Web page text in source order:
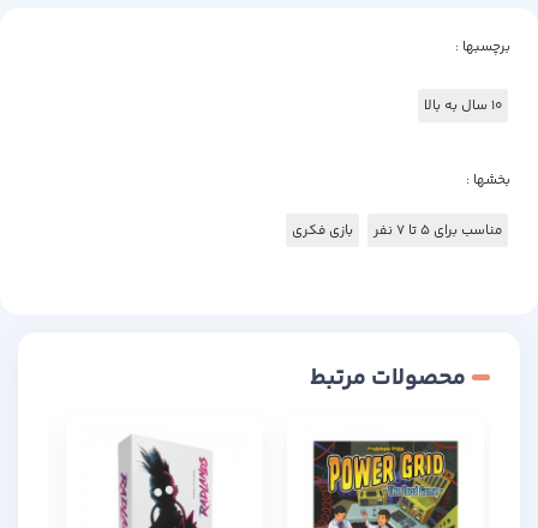
برچسبها :
10 سال به بالا
بخشها :
مناسب برای 5 تا 7 نفر بازی فکری
محصولات مرتبط